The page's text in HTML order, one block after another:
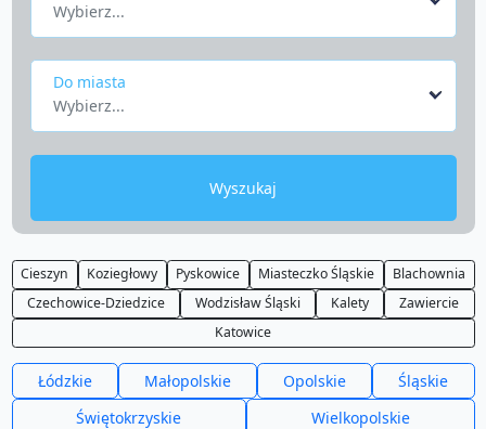
Wybierz...
Do miasta
Wybierz...
Wyszukaj
Cieszyn Koziegłowy Pyskowice Miasteczko Śląskie
Blachownia
Czechowice-Dziedzice
Wodzisław Śląski Kalety
Zawiercie
Katowice
Łódzkie Małopolskie Opolskie
Śląskie
Świętokrzyskie
Wielkopolskie